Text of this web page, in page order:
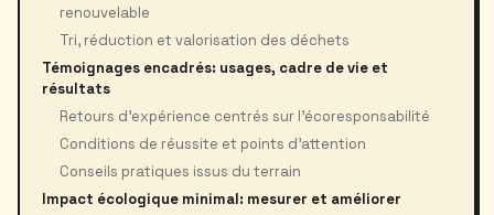
renouvelable
Tri, réduction et valorisation des déchets
Témoignages encadrés: usages, cadre de vie et
résultats
Retours d’expérience centrés sur l’écoresponsabilité
Conditions de réussite et points d’attention
Conseils pratiques issus du terrain
Impact écologique minimal: mesurer et améliorer